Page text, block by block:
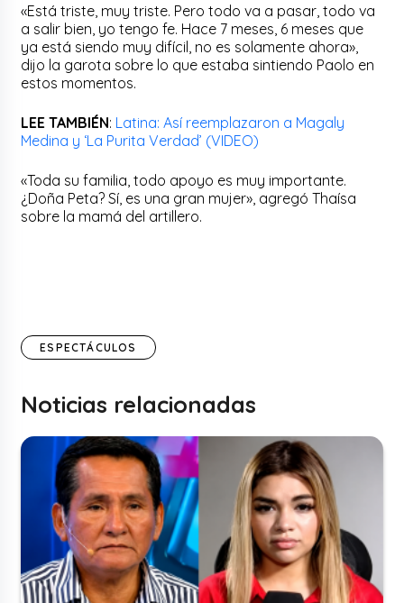
«Está triste, muy triste. Pero todo va a pasar, todo va
a salir bien, yo tengo fe. Hace 7 meses, 6 meses que
ya está siendo muy difícil, no es solamente ahora»,
dijo la garota sobre lo que estaba sintiendo Paolo en
estos momentos.
LEE TAMBIÉN: Latina: Así reemplazaron a Magaly
Medina y ‘La Purita Verdad’ (VIDEO)
«Toda su familia, todo apoyo es muy importante.
¿Doña Peta? Sí, es una gran mujer», agregó Thaísa
sobre la mamá del artillero.
ESPECTÁCULOS
Noticias relacionadas